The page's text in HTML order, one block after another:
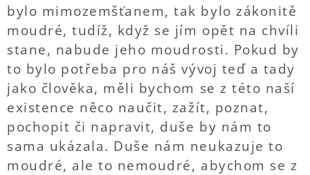
bylo mimozemšťanem, tak bylo zákonitě
moudré, tudíž, když se jím opět na chvíli
stane, nabude jeho moudrosti. Pokud by
to bylo potřeba pro náš vývoj teď a tady
jako člověka, měli bychom se z této naší
existence něco naučit, zažít, poznat,
pochopit či napravit, duše by nám to
sama ukázala. Duše nám neukazuje to
moudré, ale to nemoudré, abychom se z